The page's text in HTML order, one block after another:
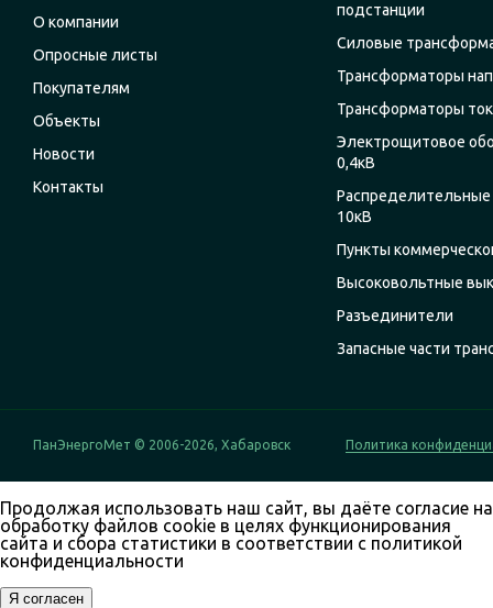
О компании
Опросные листы
Покупателям
Объекты
Новости
Контакты
подстанции
Силовые
Трансформаторы
Трансформаторы
Электрощитовое
0,4кВ
Распределительные
10кВ
Пункты
Высоковольтные
Разъединители
Запасные части
ПанЭнергоМет © 2006-2026, Хабаровск Политика
Продолжая использовать наш сайт, вы даёте согласие на
обработку файлов cookie в целях функционирования
сайта и сбора статистики в соответствии с политикой
конфиденциальности
Я согласен